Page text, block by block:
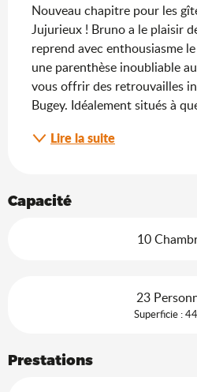
Nouveau chapitre pour les
Jujurieux ! Bruno a le plaisir
reprend avec enthousiasme
une parenthèse inoubliable
vous offrir des retrouvailles
Bugey. Idéalement situés à
Lire la suite
Capacité
10
23
Superficie :
Prestations